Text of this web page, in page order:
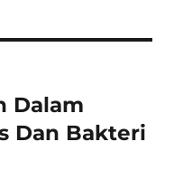
Dalam
Dan Bakteri